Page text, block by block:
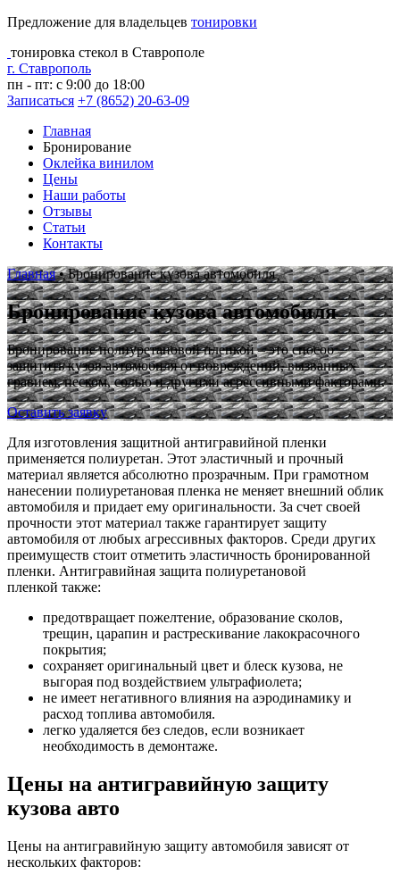
Предложение для владельцев тонировки
тонировка стекол в Ставрополе
г. Ставрополь
пн - пт: с 9:00 до 18:00
Записаться +7 (8652) 20-63-09
Главная
Бронирование
Оклейка винилом
Цены
Наши работы
Отзывы
Статьи
Контакты
Главная•Бронирование кузова автомобиля
Бронирование кузова автомобиля
Бронирование полиуретановой пленкой – это способ
защитить кузов автомобиля от повреждений, вызванных
гравием, песком, солью и другими агрессивными факторами.
Оставить заявку
Для изготовления защитной антигравийной пленки
применяется полиуретан. Этот эластичный и прочный
материал является абсолютно прозрачным. При грамотном
нанесении полиуретановая пленка не меняет внешний облик
автомобиля и придает ему оригинальности. За счет своей
прочности этот материал также гарантирует защиту
автомобиля от любых агрессивных факторов. Среди других
преимуществ стоит отметить эластичность бронированной
пленки. Антигравийная защита полиуретановой
пленкой также:
предотвращает пожелтение, образование сколов,
трещин, царапин и растрескивание лакокрасочного
покрытия;
сохраняет оригинальный цвет и блеск кузова, не
выгорая под воздействием ультрафиолета;
не имеет негативного влияния на аэродинамику и
расход топлива автомобиля.
легко удаляется без следов, если возникает
необходимость в демонтаже.
Цены на антигравийную защиту
кузова авто
Цены на антигравийную защиту автомобиля зависят от
нескольких факторов: